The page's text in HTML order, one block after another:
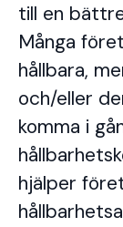
till en
Många
hållbara,
och/eller
komma i
hjälper